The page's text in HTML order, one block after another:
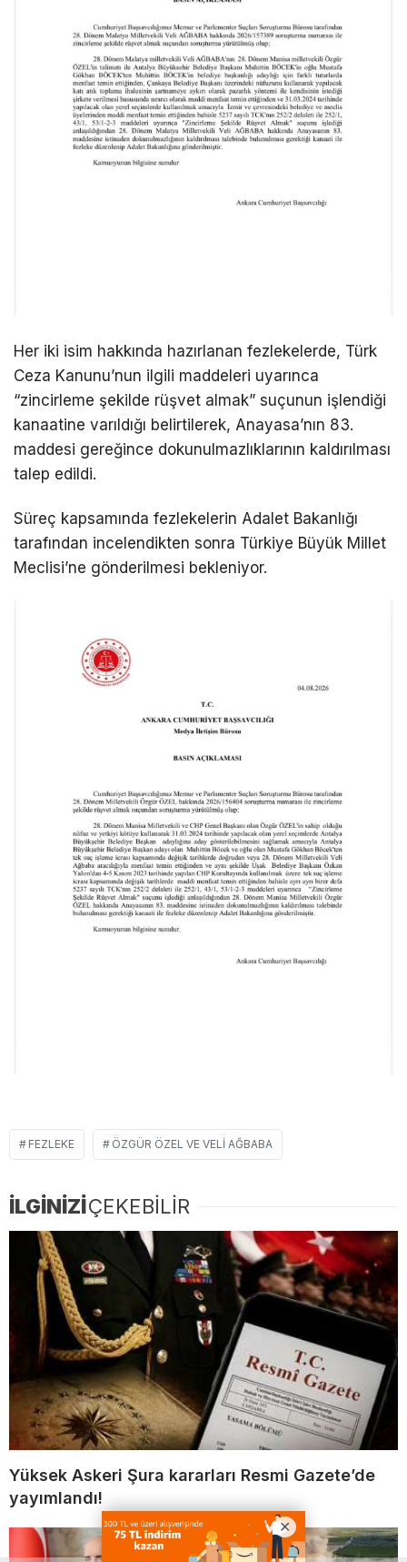
Her iki isim hakkında hazırlanan fezlekelerde, Türk
Ceza Kanunu’nun ilgili maddeleri uyarınca
“zincirleme şekilde rüşvet almak” suçunun işlendiği
kanaatine varıldığı belirtilerek, Anayasa’nın 83.
maddesi gereğince dokunulmazlıklarının kaldırılması
talep edildi.
Süreç kapsamında fezlekelerin Adalet Bakanlığı
tarafından incelendikten sonra Türkiye Büyük Millet
Meclisi’ne gönderilmesi bekleniyor.
FEZLEKE ÖZGÜR ÖZEL VE VELI AĞBABA
İLGİNİZİÇEKEBİLİR
Yüksek Askeri Şura kararları Resmi Gazete’de
yayımlandı!